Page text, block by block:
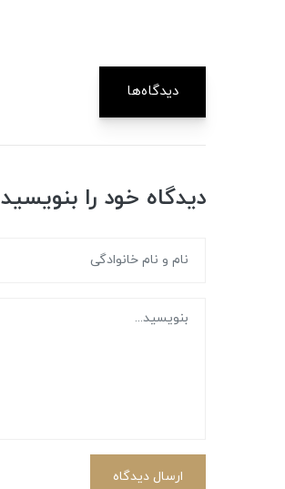
دیدگاه‌ها
دیدگاه خود را بنویسید
ارسال دیدگاه